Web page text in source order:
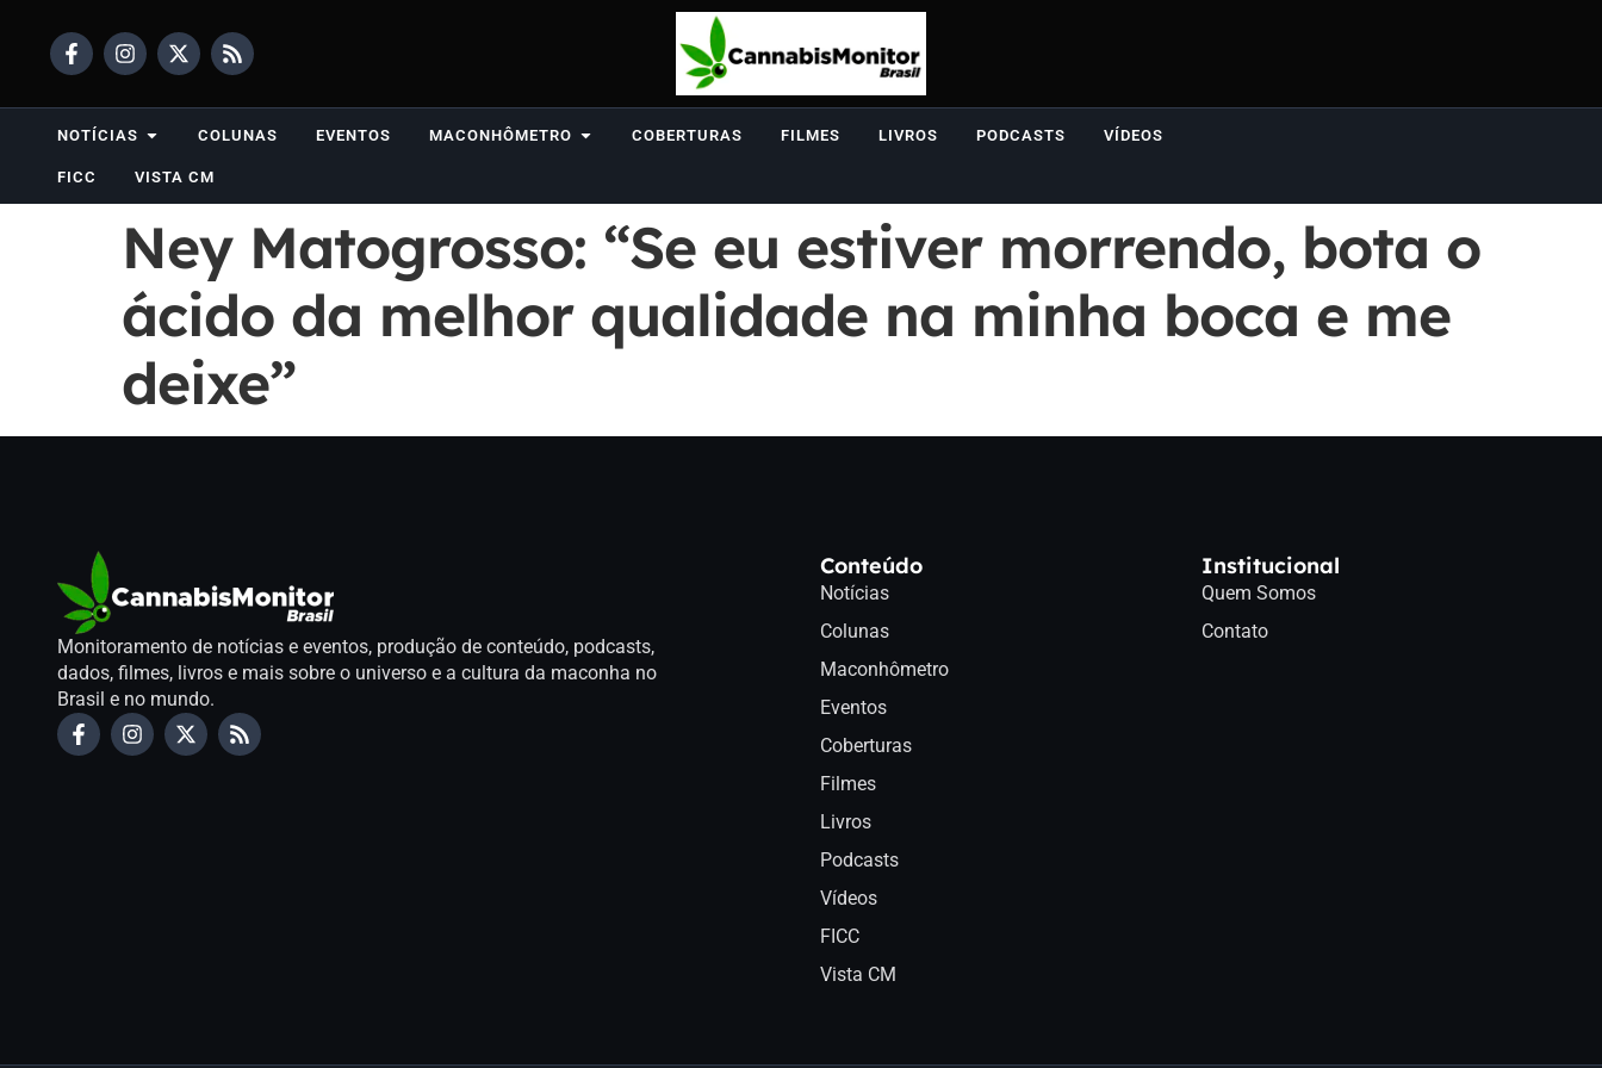
NOTÍCIAS COLUNAS EVENTOS MACONHÔMETRO COBERTURAS FILMES LIVROS PODCASTS VÍDEOS
FICC VISTA CM
Ney Matogrosso: “Se eu estiver morrendo, bota o
ácido da melhor qualidade na minha boca e me
deixe”
Monitoramento de notícias e eventos, produção de conteúdo, podcasts,
dados, filmes, livros e mais sobre o universo e a cultura da maconha no
Brasil e no mundo.
Conteúdo
Notícias
Colunas
Maconhômetro
Eventos
Coberturas
Filmes
Livros
Podcasts
Vídeos
FICC
Vista CM
Institucional
Quem Somos
Contato